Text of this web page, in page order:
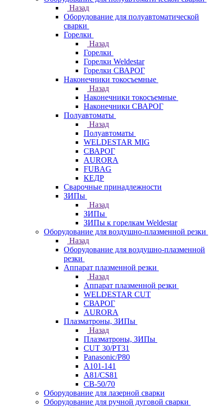
Назад
Оборудование для полуавтоматической
сварки
Горелки
Назад
Горелки
Горелки Weldestar
Горелки СВАРОГ
Наконечники токосъемные
Назад
Наконечники токосъемные
Наконечники СВАРОГ
Полуавтоматы
Назад
Полуавтоматы
WELDESTAR MIG
СВАРОГ
AURORA
FUBAG
КЕДР
Сварочные принадлежности
ЗИПы
Назад
ЗИПы
ЗИПы к горелкам Weldestar
Оборудование для воздушно-плазменной резки
Назад
Оборудование для воздушно-плазменной
резки
Аппарат плазменной резки
Назад
Аппарат плазменной резки
WELDESTAR CUT
СВАРОГ
AURORA
Плазматроны, ЗИПы
Назад
Плазматроны, ЗИПы
CUT 30/PT31
Panasonic/P80
А101-141
А81/CS81
СВ-50/70
Оборудование для лазерной сварки
Оборудование для ручной дуговой сварки